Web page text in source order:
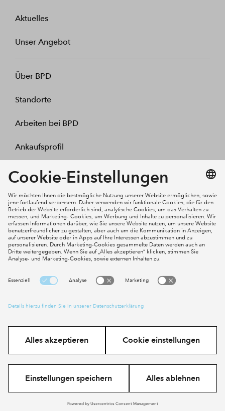
Aktuelles
Unser Angebot
Über BPD
Standorte
Arbeiten bei BPD
Ankaufsprofil
Kontakt
Mein Konto
Social Media
Cookies
Datenschutz